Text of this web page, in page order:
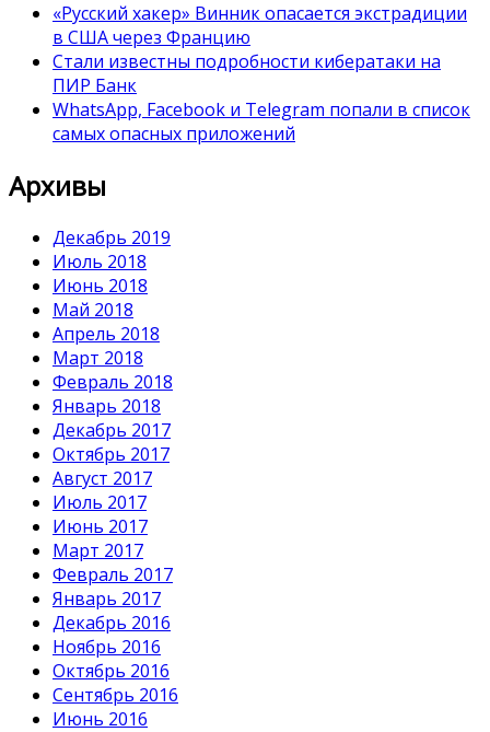
«Русский хакер» Винник опасается экстрадиции
в США через Францию
Стали известны подробности кибератаки на
ПИР Банк
WhatsApp, Facebook и Telegram попали в список
самых опасных приложений
Архивы
Декабрь 2019
Июль 2018
Июнь 2018
Май 2018
Апрель 2018
Март 2018
Февраль 2018
Январь 2018
Декабрь 2017
Октябрь 2017
Август 2017
Июль 2017
Июнь 2017
Март 2017
Февраль 2017
Январь 2017
Декабрь 2016
Ноябрь 2016
Октябрь 2016
Сентябрь 2016
Июнь 2016